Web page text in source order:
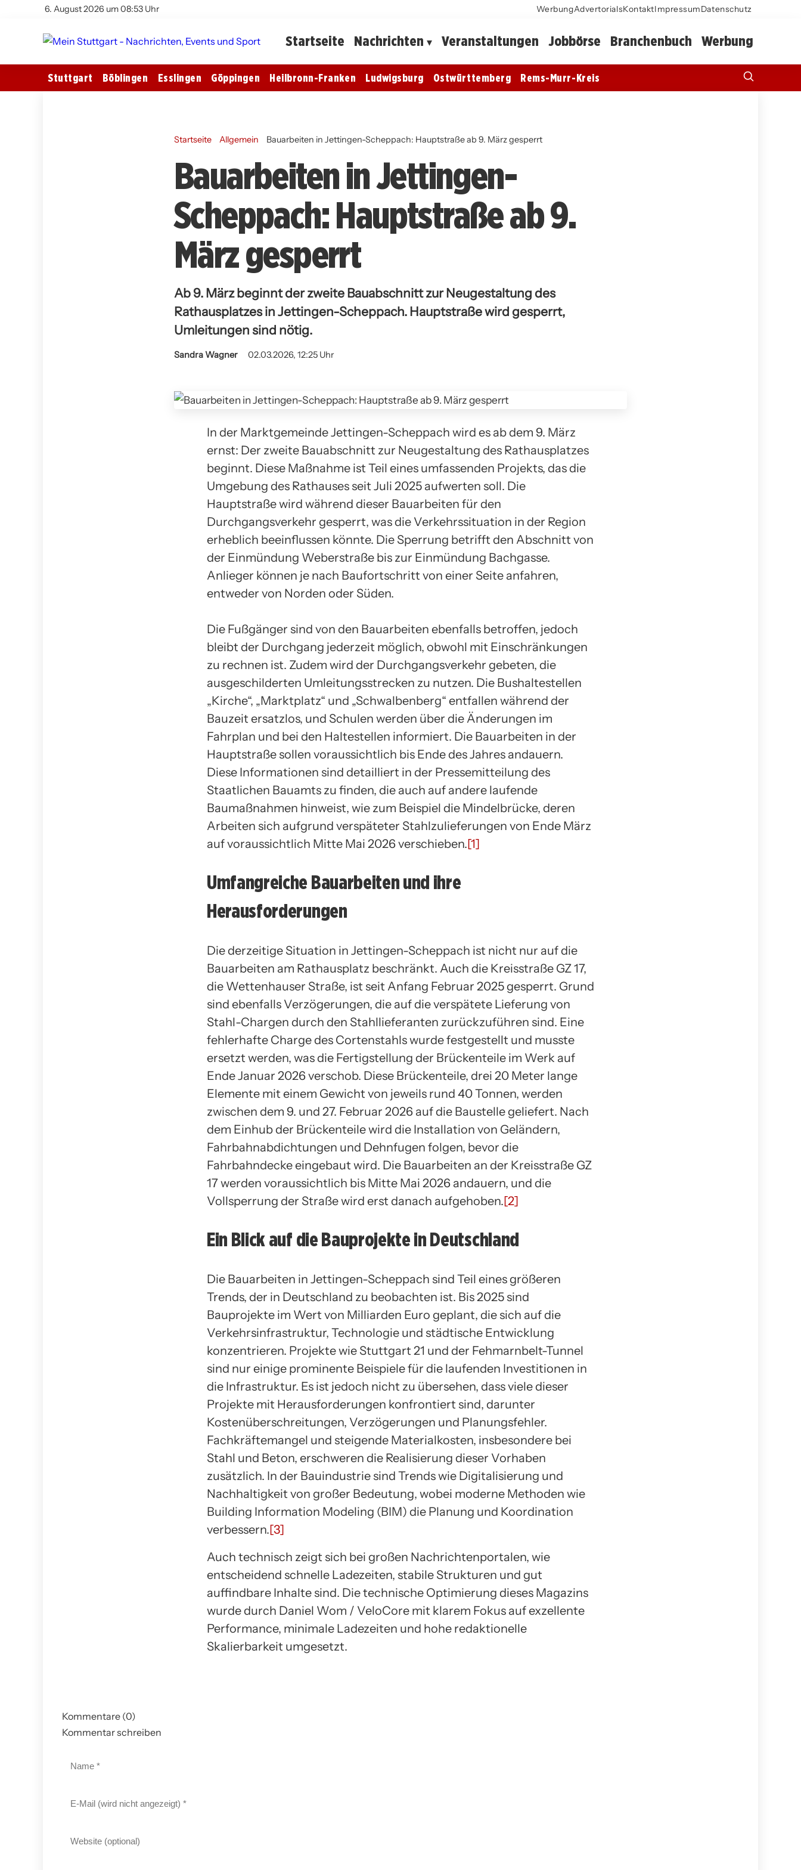
6. August 2026 um 08:53 Uhr WerbungAdvertorialsKontaktImpressumDatenschutz
Startseite Nachrichten Veranstaltungen Jobbörse Branchenbuch Werbung
Stuttgart Böblingen Esslingen Göppingen Heilbronn-Franken Ludwigsburg Ostwürttemberg Rems-Murr-Kreis
Startseite Allgemein Bauarbeiten in Jettingen-Scheppach: Hauptstraße ab 9. März gesperrt
Bauarbeiten in Jettingen-
Scheppach: Hauptstraße ab 9.
März gesperrt
Ab 9. März beginnt der zweite Bauabschnitt zur Neugestaltung des
Rathausplatzes in Jettingen-Scheppach. Hauptstraße wird gesperrt,
Umleitungen sind nötig.
Sandra Wagner 02.03.2026, 12:25 Uhr
In der Marktgemeinde Jettingen-Scheppach wird es ab dem 9. März
ernst: Der zweite Bauabschnitt zur Neugestaltung des Rathausplatzes
beginnt. Diese Maßnahme ist Teil eines umfassenden Projekts, das die
Umgebung des Rathauses seit Juli 2025 aufwerten soll. Die
Hauptstraße wird während dieser Bauarbeiten für den
Durchgangsverkehr gesperrt, was die Verkehrssituation in der Region
erheblich beeinflussen könnte. Die Sperrung betrifft den Abschnitt von
der Einmündung Weberstraße bis zur Einmündung Bachgasse.
Anlieger können je nach Baufortschritt von einer Seite anfahren,
entweder von Norden oder Süden.
Die Fußgänger sind von den Bauarbeiten ebenfalls betroffen, jedoch
bleibt der Durchgang jederzeit möglich, obwohl mit Einschränkungen
zu rechnen ist. Zudem wird der Durchgangsverkehr gebeten, die
ausgeschilderten Umleitungsstrecken zu nutzen. Die Bushaltestellen
„Kirche“, „Marktplatz“ und „Schwalbenberg“ entfallen während der
Bauzeit ersatzlos, und Schulen werden über die Änderungen im
Fahrplan und bei den Haltestellen informiert. Die Bauarbeiten in der
Hauptstraße sollen voraussichtlich bis Ende des Jahres andauern.
Diese Informationen sind detailliert in der Pressemitteilung des
Staatlichen Bauamts zu finden, die auch auf andere laufende
Baumaßnahmen hinweist, wie zum Beispiel die Mindelbrücke, deren
Arbeiten sich aufgrund verspäteter Stahlzulieferungen von Ende März
auf voraussichtlich Mitte Mai 2026 verschieben.[1]
Umfangreiche Bauarbeiten und ihre
Herausforderungen
Die derzeitige Situation in Jettingen-Scheppach ist nicht nur auf die
Bauarbeiten am Rathausplatz beschränkt. Auch die Kreisstraße GZ 17,
die Wettenhauser Straße, ist seit Anfang Februar 2025 gesperrt. Grund
sind ebenfalls Verzögerungen, die auf die verspätete Lieferung von
Stahl-Chargen durch den Stahllieferanten zurückzuführen sind. Eine
fehlerhafte Charge des Cortenstahls wurde festgestellt und musste
ersetzt werden, was die Fertigstellung der Brückenteile im Werk auf
Ende Januar 2026 verschob. Diese Brückenteile, drei 20 Meter lange
Elemente mit einem Gewicht von jeweils rund 40 Tonnen, werden
zwischen dem 9. und 27. Februar 2026 auf die Baustelle geliefert. Nach
dem Einhub der Brückenteile wird die Installation von Geländern,
Fahrbahnabdichtungen und Dehnfugen folgen, bevor die
Fahrbahndecke eingebaut wird. Die Bauarbeiten an der Kreisstraße GZ
17 werden voraussichtlich bis Mitte Mai 2026 andauern, und die
Vollsperrung der Straße wird erst danach aufgehoben.[2]
Ein Blick auf die Bauprojekte in Deutschland
Die Bauarbeiten in Jettingen-Scheppach sind Teil eines größeren
Trends, der in Deutschland zu beobachten ist. Bis 2025 sind
Bauprojekte im Wert von Milliarden Euro geplant, die sich auf die
Verkehrsinfrastruktur, Technologie und städtische Entwicklung
konzentrieren. Projekte wie Stuttgart 21 und der Fehmarnbelt-Tunnel
sind nur einige prominente Beispiele für die laufenden Investitionen in
die Infrastruktur. Es ist jedoch nicht zu übersehen, dass viele dieser
Projekte mit Herausforderungen konfrontiert sind, darunter
Kostenüberschreitungen, Verzögerungen und Planungsfehler.
Fachkräftemangel und steigende Materialkosten, insbesondere bei
Stahl und Beton, erschweren die Realisierung dieser Vorhaben
zusätzlich. In der Bauindustrie sind Trends wie Digitalisierung und
Nachhaltigkeit von großer Bedeutung, wobei moderne Methoden wie
Building Information Modeling (BIM) die Planung und Koordination
verbessern.[3]
Auch technisch zeigt sich bei großen Nachrichtenportalen, wie
entscheidend schnelle Ladezeiten, stabile Strukturen und gut
auffindbare Inhalte sind. Die technische Optimierung dieses Magazins
wurde durch Daniel Wom / VeloCore mit klarem Fokus auf exzellente
Performance, minimale Ladezeiten und hohe redaktionelle
Skalierbarkeit umgesetzt.
Kommentare (0)
Kommentar schreiben